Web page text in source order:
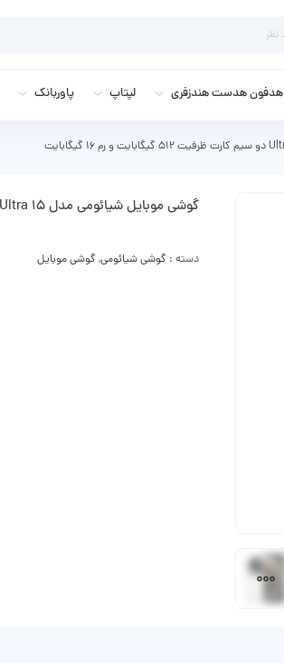
هدفون هدست هندزفری لپتاپ پاوربانک
گوشی موبایل شیائومی مدل 15 Ultra دو سیم کارت ظرفیت 512 گیگابایت و رم 16 گیگابایت
دسته : گوشی شیائومی,گوشی موبایل